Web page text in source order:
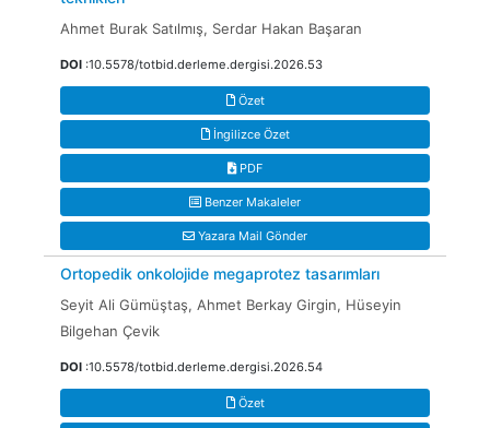
Ahmet Burak Satılmış, Serdar Hakan Başaran
DOI :10.5578/totbid.derleme.dergisi.2026.53
Özet
İngilizce Özet
PDF
Benzer Makaleler
Yazara Mail Gönder
Ortopedik onkolojide megaprotez tasarımları
Seyit Ali Gümüştaş, Ahmet Berkay Girgin, Hüseyin
Bilgehan Çevik
DOI :10.5578/totbid.derleme.dergisi.2026.54
Özet